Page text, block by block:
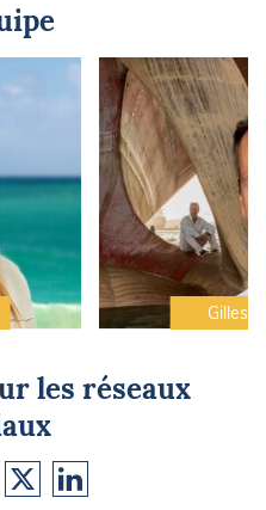
Gilles
les réseaux